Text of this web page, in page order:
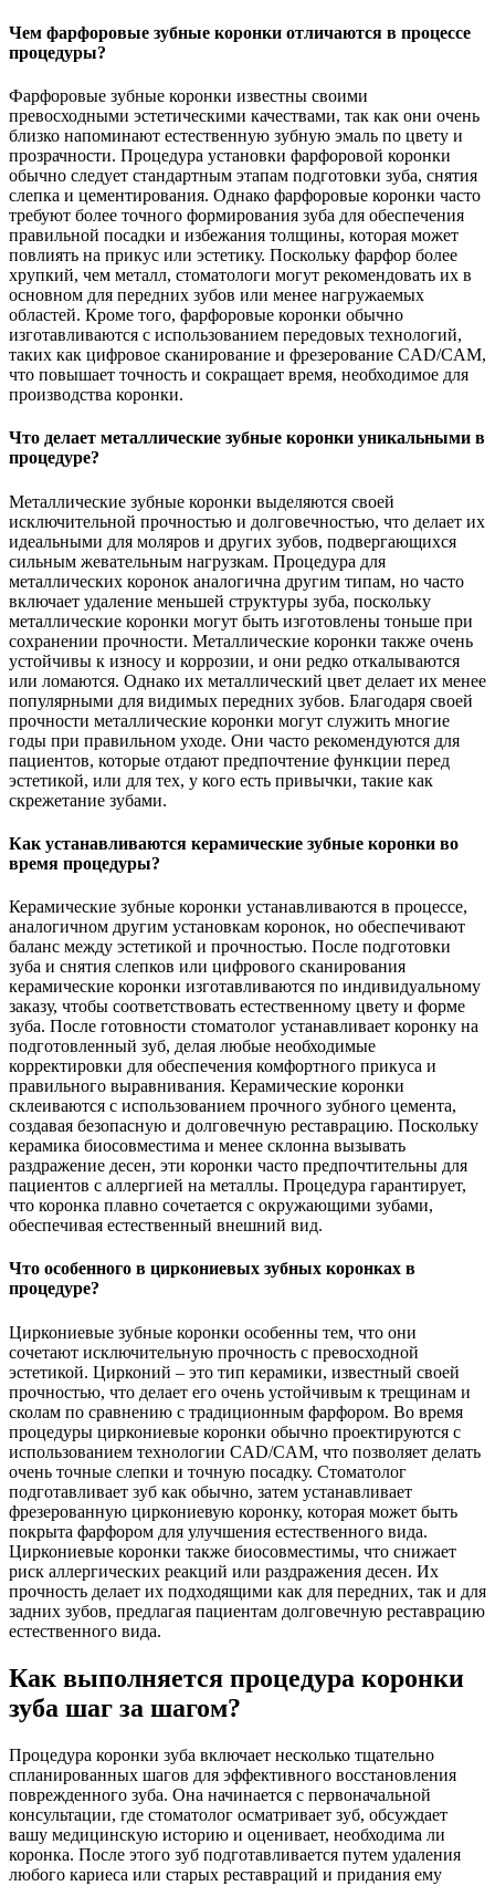
Чем фарфоровые зубные коронки отличаются в процессе
процедуры?
Фарфоровые зубные коронки известны своими
превосходными эстетическими качествами, так как они очень
близко напоминают естественную зубную эмаль по цвету и
прозрачности. Процедура установки фарфоровой коронки
обычно следует стандартным этапам подготовки зуба, снятия
слепка и цементирования. Однако фарфоровые коронки часто
требуют более точного формирования зуба для обеспечения
правильной посадки и избежания толщины, которая может
повлиять на прикус или эстетику. Поскольку фарфор более
хрупкий, чем металл, стоматологи могут рекомендовать их в
основном для передних зубов или менее нагружаемых
областей. Кроме того, фарфоровые коронки обычно
изготавливаются с использованием передовых технологий,
таких как цифровое сканирование и фрезерование CAD/CAM,
что повышает точность и сокращает время, необходимое для
производства коронки.
Что делает металлические зубные коронки уникальными в
процедуре?
Металлические зубные коронки выделяются своей
исключительной прочностью и долговечностью, что делает их
идеальными для моляров и других зубов, подвергающихся
сильным жевательным нагрузкам. Процедура для
металлических коронок аналогична другим типам, но часто
включает удаление меньшей структуры зуба, поскольку
металлические коронки могут быть изготовлены тоньше при
сохранении прочности. Металлические коронки также очень
устойчивы к износу и коррозии, и они редко откалываются
или ломаются. Однако их металлический цвет делает их менее
популярными для видимых передних зубов. Благодаря своей
прочности металлические коронки могут служить многие
годы при правильном уходе. Они часто рекомендуются для
пациентов, которые отдают предпочтение функции перед
эстетикой, или для тех, у кого есть привычки, такие как
скрежетание зубами.
Как устанавливаются керамические зубные коронки во
время процедуры?
Керамические зубные коронки устанавливаются в процессе,
аналогичном другим установкам коронок, но обеспечивают
баланс между эстетикой и прочностью. После подготовки
зуба и снятия слепков или цифрового сканирования
керамические коронки изготавливаются по индивидуальному
заказу, чтобы соответствовать естественному цвету и форме
зуба. После готовности стоматолог устанавливает коронку на
подготовленный зуб, делая любые необходимые
корректировки для обеспечения комфортного прикуса и
правильного выравнивания. Керамические коронки
склеиваются с использованием прочного зубного цемента,
создавая безопасную и долговечную реставрацию. Поскольку
керамика биосовместима и менее склонна вызывать
раздражение десен, эти коронки часто предпочтительны для
пациентов с аллергией на металлы. Процедура гарантирует,
что коронка плавно сочетается с окружающими зубами,
обеспечивая естественный внешний вид.
Что особенного в циркониевых зубных коронках в
процедуре?
Циркониевые зубные коронки особенны тем, что они
сочетают исключительную прочность с превосходной
эстетикой. Цирконий – это тип керамики, известный своей
прочностью, что делает его очень устойчивым к трещинам и
сколам по сравнению с традиционным фарфором. Во время
процедуры циркониевые коронки обычно проектируются с
использованием технологии CAD/CAM, что позволяет делать
очень точные слепки и точную посадку. Стоматолог
подготавливает зуб как обычно, затем устанавливает
фрезерованную циркониевую коронку, которая может быть
покрыта фарфором для улучшения естественного вида.
Циркониевые коронки также биосовместимы, что снижает
риск аллергических реакций или раздражения десен. Их
прочность делает их подходящими как для передних, так и для
задних зубов, предлагая пациентам долговечную реставрацию
естественного вида.
Как выполняется процедура коронки
зуба шаг за шагом?
Процедура коронки зуба включает несколько тщательно
спланированных шагов для эффективного восстановления
поврежденного зуба. Она начинается с первоначальной
консультации, где стоматолог осматривает зуб, обсуждает
вашу медицинскую историю и оценивает, необходима ли
коронка. После этого зуб подготавливается путем удаления
любого кариеса или старых реставраций и придания ему